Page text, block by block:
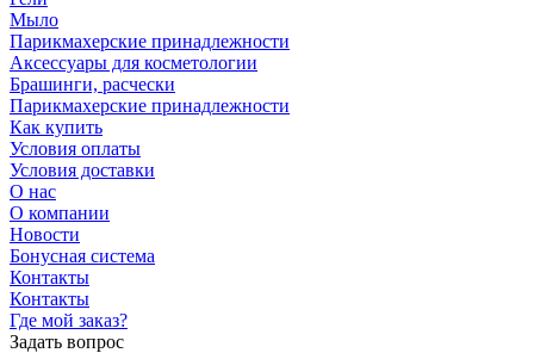
Мыло
Парикмахерские принадлежности
Аксессуары для косметологии
Брашинги, расчески
Парикмахерские принадлежности
Как купить
Условия оплаты
Условия доставки
О нас
О компании
Новости
Бонусная система
Контакты
Контакты
Где мой заказ?
Задать вопрос